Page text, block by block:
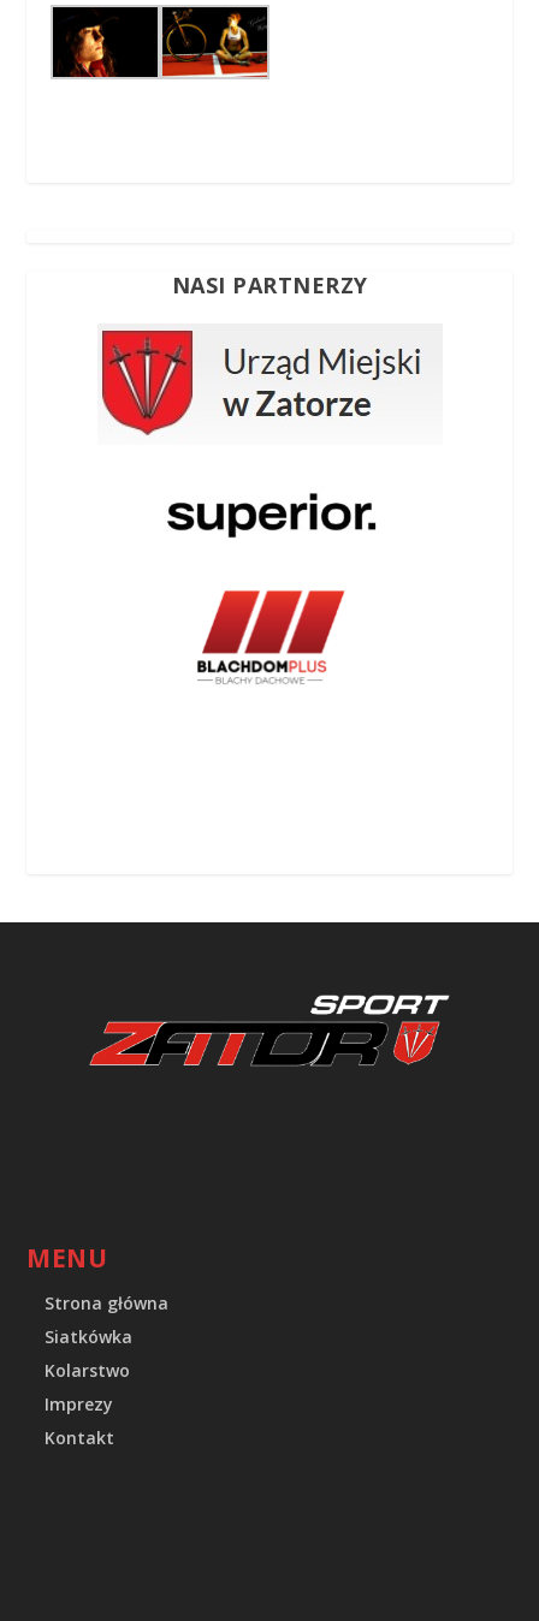
NASI PARTNERZY
MENU
Strona główna
Siatkówka
Kolarstwo
Imprezy
Kontakt